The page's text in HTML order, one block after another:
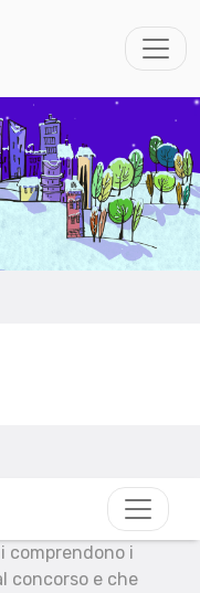
comprendono i
concorso e che